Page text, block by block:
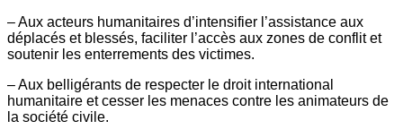
– Aux acteurs humanitaires d’intensifier l’assistance aux
déplacés et blessés, faciliter l’accès aux zones de conflit et
soutenir les enterrements des victimes.
– Aux belligérants de respecter le droit international
humanitaire et cesser les menaces contre les animateurs de
la société civile.